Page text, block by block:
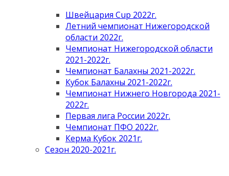
Швейцария Cup 2022г.
Летний чемпионат Нижегородской
области 2022г.
Чемпионат Нижегородской области
2021-2022г.
Чемпионат Балахны 2021-2022г.
Кубок Балахны 2021-2022г.
Чемпионат Нижнего Новгорода 2021-
2022г.
Первая лига России 2022г.
Чемпионат ПФО 2022г.
Керма Кубок 2021г.
Сезон 2020-2021г.